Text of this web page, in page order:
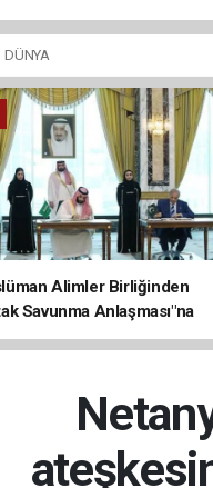
DÜNYA
Alimler Birliğinden
Savunma Anlaşması"na